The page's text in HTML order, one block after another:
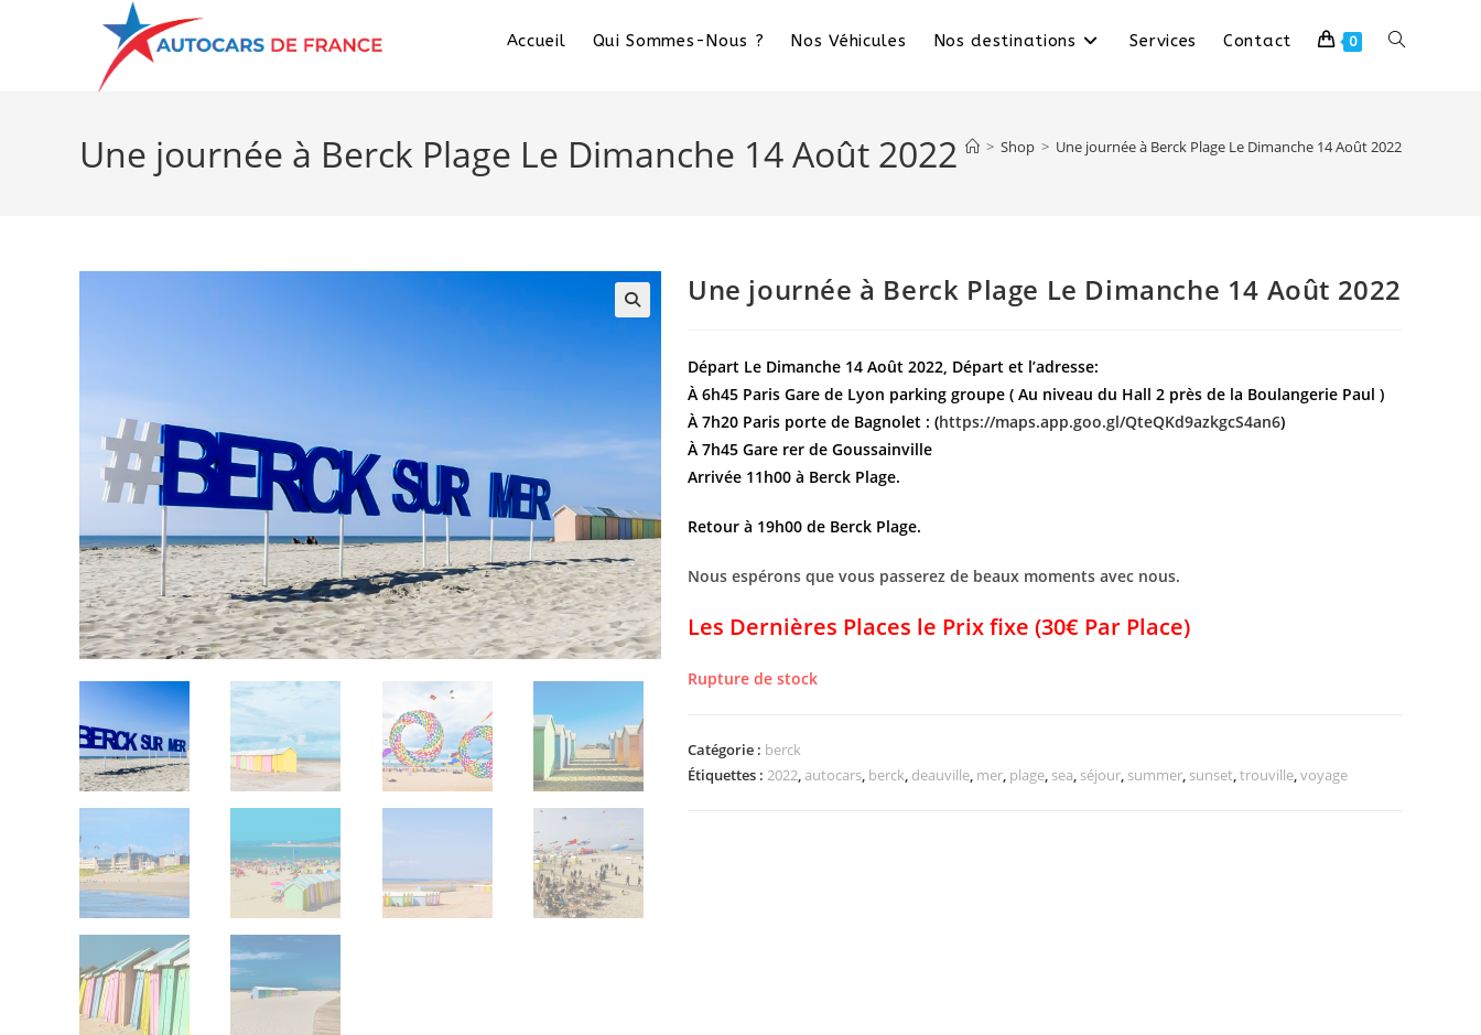
Accueil Qui Sommes-Nous ? Nos Véhicules Nos destinations Services Contact 0
Une journée à Berck Plage Le Dimanche 14 Août 2022 > Shop > Une journée à Berck Plage Le Dimanche 14 Août 2022
Une journée à Berck Plage Le Dimanche 14 Août 2022
Départ Le Dimanche 14 Août 2022, Départ et l’adresse:
À 6h45 Paris Gare de Lyon parking groupe ( Au niveau du Hall 2 près de la Boulangerie Paul )
À 7h20 Paris porte de Bagnolet : (https://maps.app.goo.gl/QteQKd9azkgcS4an6)
À 7h45 Gare rer de Goussainville
Arrivée 11h00 à Berck Plage.
Retour à 19h00 de Berck Plage.
Nous espérons que vous passerez de beaux moments avec nous.
Les Dernières Places le Prix fixe (30€ Par Place)
Rupture de stock
Catégorie : berck
Étiquettes : 2022,autocars, berck, deauville, mer, plage, sea, séjour, summer, sunset,trouville,voyage